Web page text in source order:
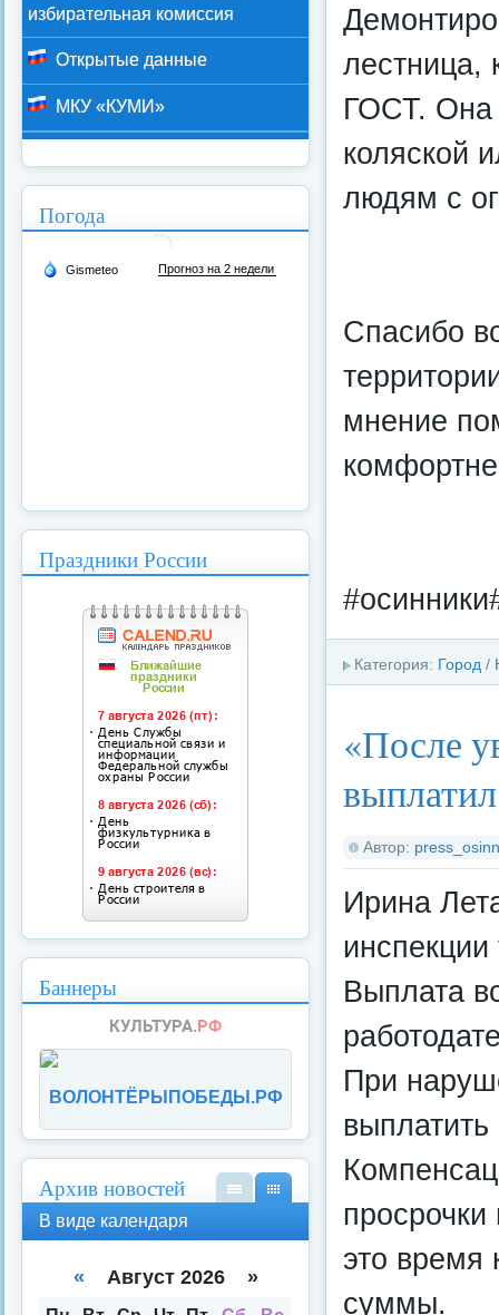
лестница,
ГОСТ. Она
коляской
людям с
Спасибо
мнение
Категория: Город /
«После
Автор:
Ирина
инспекции
Выплата
При
это время
суммы.
избирательная комиссия
Открытые данные
МКУ «КУМИ»
Погода
Праздники России
Баннеры
ВОЛОНТЁРЫПОБЕДЫ.РФ
Архив новостей
кал
спи
В виде календаря
« Август 2026 »